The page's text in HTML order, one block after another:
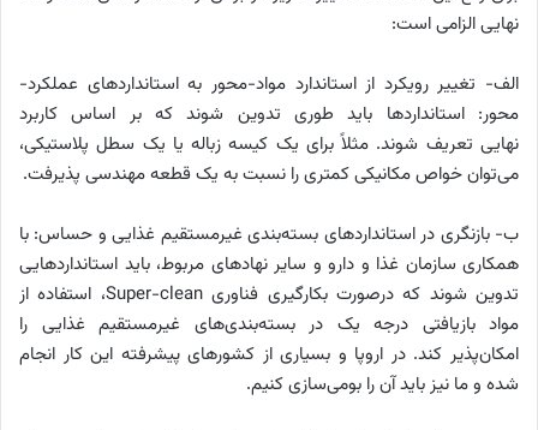
نهایی الزامی است:
الف- تغییر رویکرد از استاندارد مواد-محور به استانداردهای عملکرد-
محور: استانداردها باید طوری تدوین شوند که بر اساس کاربرد
نهایی تعریف شوند. مثلاً برای یک کیسه زباله یا یک سطل پلاستیکی،
می‌توان خواص مکانیکی کمتری را نسبت به یک قطعه مهندسی پذیرفت.
ب- بازنگری در استانداردهای بسته‌بندی غیرمستقیم غذایی و حساس: با
همکاری سازمان غذا و دارو و سایر نهادهای مربوط، باید استانداردهایی
تدوین شوند که درصورت بکارگیری فناوری Super-clean، استفاده از
مواد بازیافتی درجه یک در بسته‌بندی‌های غیرمستقیم غذایی را
امکان‌پذیر کند. در اروپا و بسیاری از کشورهای پیشرفته این کار انجام
شده و ما نیز باید آن را بومی‌سازی کنیم.